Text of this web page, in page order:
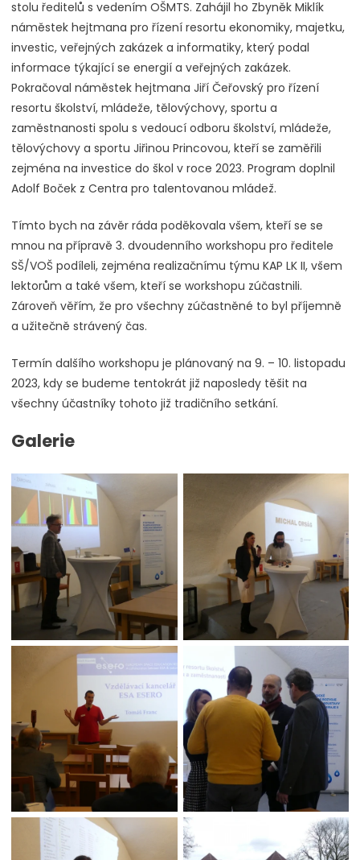
stolu ředitelů s vedením OŠMTS. Zahájil ho Zbyněk Miklík
náměstek hejtmana pro řízení resortu ekonomiky, majetku,
investic, veřejných zakázek a informatiky, který podal
informace týkající se energií a veřejných zakázek.
Pokračoval náměstek hejtmana Jiří Čeřovský pro řízení
resortu školství, mládeže, tělovýchovy, sportu a
zaměstnanosti spolu s vedoucí odboru školství, mládeže,
tělovýchovy a sportu Jiřinou Princovou, kteří se zaměřili
zejména na investice do škol v roce 2023. Program doplnil
Adolf Boček z Centra pro talentovanou mládež.
Tímto bych na závěr ráda poděkovala všem, kteří se se
mnou na přípravě 3. dvoudenního workshopu pro ředitele
SŠ/VOŠ podíleli, zejména realizačnímu týmu KAP LK II, všem
lektorům a také všem, kteří se workshopu zúčastnili.
Zároveň věřím, že pro všechny zúčastněné to byl příjemně
a užitečně strávený čas.
Termín dalšího workshopu je plánovaný na 9. – 10. listopadu
2023, kdy se budeme tentokrát již naposledy těšit na
všechny účastníky tohoto již tradičního setkání.
Galerie